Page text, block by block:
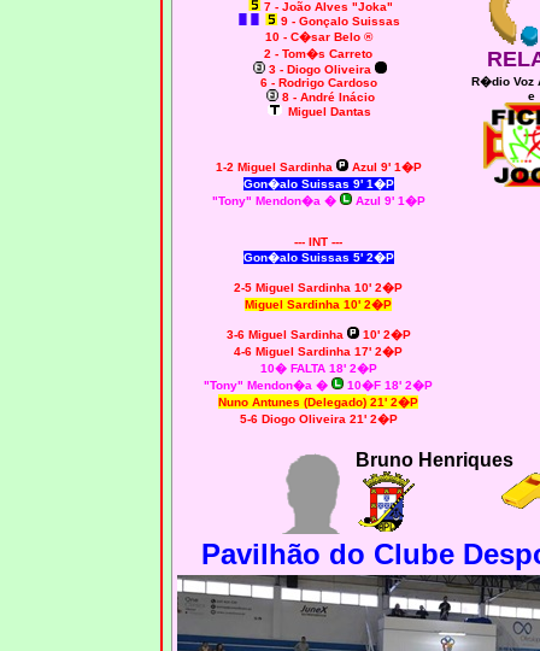
7 - João Alves "Joka"
9 - Gonçalo Suissas
10 - C�sar Belo ®
2 - Tom�s Carreto
3 - Diogo Oliveira
6 - Rodrigo Cardoso
8 - André Inácio
Miguel Dantas
1-2 Miguel Sardinha
Azul 9' 1�P
Gon�alo Suissas 9' 1�P
"Tony" Mendon�a �
Azul 9' 1�P
--- INT ---
Gon�alo Suissas 5' 2�P
2-5 Miguel Sardinha 10' 2�P
Miguel Sardinha 10' 2�P
3-6 Miguel Sardinha
10' 2�P
4-6 Miguel Sardinha 17' 2�P
10� FALTA 18' 2�P
"Tony" Mendon�a �
10�F 18' 2�P
Nuno Antunes (Delegado) 21' 2�P
5-6 Diogo Oliveira 21' 2�P
R�dio Voz
e
Bruno Henriques
Pavilhão do Clube